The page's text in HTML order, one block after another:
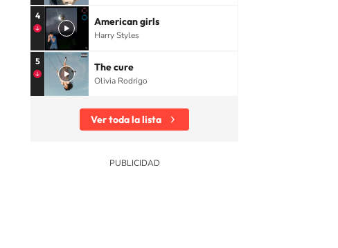
4 American girls
Harry Styles
5 The cure
Olivia Rodrigo
Ver toda la lista